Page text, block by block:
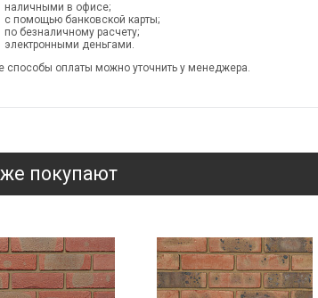
наличными в офисе;
с помощью банковской карты;
по безналичному расчету;
электронными деньгами.
способы оплаты можно уточнить у менеджера.
покупают